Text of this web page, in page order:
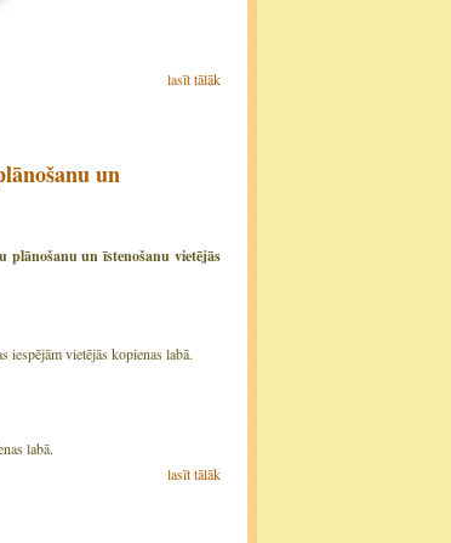
lasīt tālāk
un
plānošanu un īstenošanu vietējās
iespējām vietējās kopienas labā.
labā.
lasīt tālāk